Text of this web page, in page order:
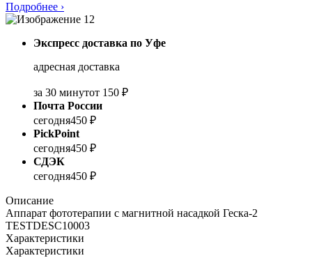
Подробнее ›
Экспресс доставка по Уфе
адресная доставка
за 30 минутот 150 ₽
Почта России
сегодня450 ₽
PickPoint
сегодня450 ₽
СДЭК
сегодня450 ₽
Описание
Аппарат фототерапии с магнитной насадкой Геска-2
TESTDESC10003
Характеристики
Характеристики